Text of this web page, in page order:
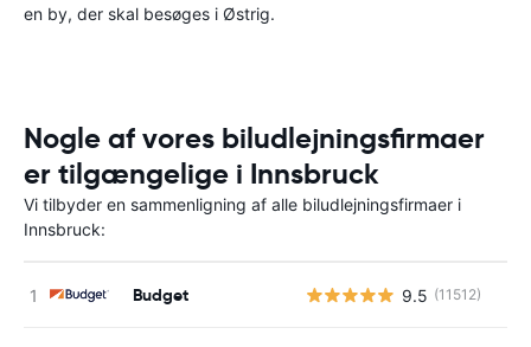
en by, der skal besøges i Østrig.
Nogle af vores biludlejningsfirmaer
er tilgængelige i Innsbruck
Vi tilbyder en sammenligning af alle biludlejningsfirmaer i
Innsbruck:
Budget 9.5 (11512)